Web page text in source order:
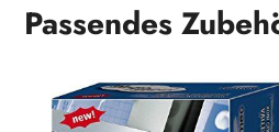
Passendes